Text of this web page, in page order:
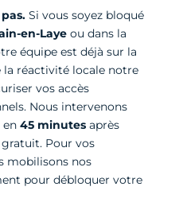
Si vous soyez bloqué
en-Layeou dans la
équipe est déjà sur la
la réactivité locale notre
vos accès
Nous intervenons
en 45 minutesaprès
Pour vos
mobilisons nos
pour débloquer votre